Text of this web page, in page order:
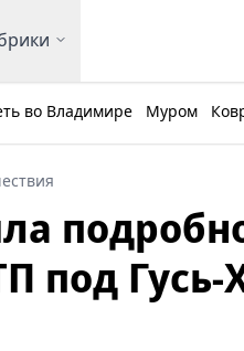
во Владимире Муром
под